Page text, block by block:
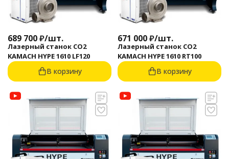
689 700₽/шт.
Лазерный станок CO2
KAMACH HYPE 1610 LF120
В корзину
671 000₽/шт.
Лазерный станок CO2
KAMACH HYPE 1610 RT100
В корзину